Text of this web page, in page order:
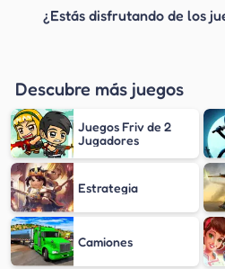
¿Estás disfrutando de los
Descubre más juegos
Juegos Friv de 2
Jugadores
Estrategia
Camiones